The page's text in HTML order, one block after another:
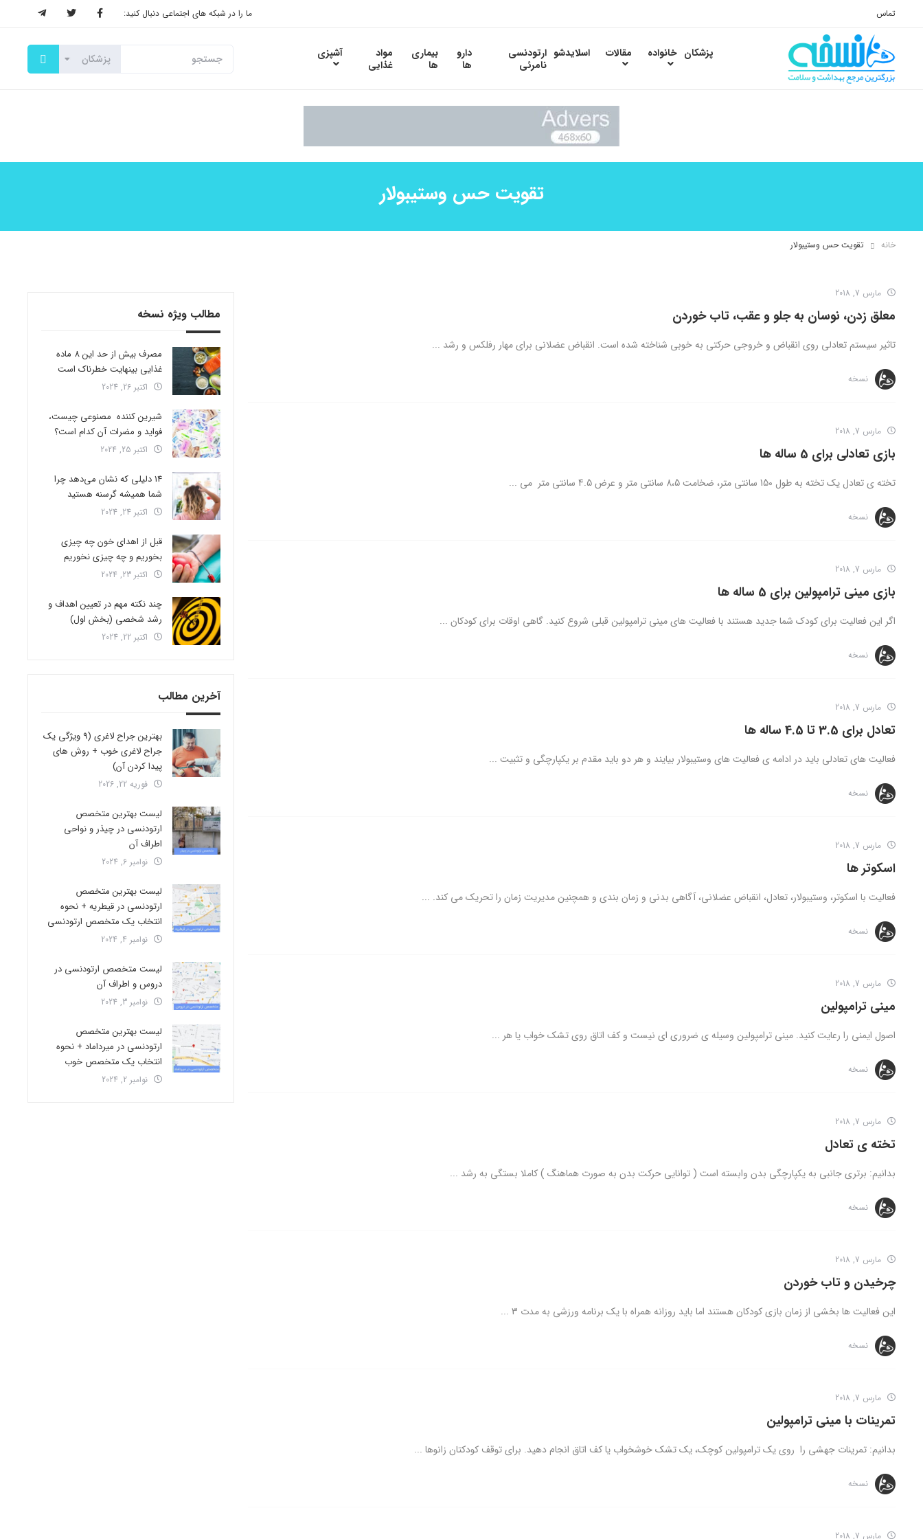
تماس ما را در شبکه های اجتماعی دنبال کنید:
پزشکان خانواده مقالات اسلایدشو ارتودنسی
نامرئی
دارو
ها
بیماری
ها
مواد
غذایی
آشپزی
تقویت حس وستیبولار
خانه تقویت حس وستیبولار
مارس 7, 2018
معلق زدن، نوسان به جلو و عقب، تاب خوردن
تاثیر سیستم تعادلی روی انقباض و خروجی حرکتی به خوبی شناخته شده است. انقباض عضلانی برای مهار رفلکس و رشد ...
نسخه
مارس 7, 2018
بازی تعادلی برای 5 ساله ها
تخته ی تعادل یک تخته به طول 150 سانتی متر، ضخامت 8،5 سانتی متر و عرض 4.5 سانتی متر می ...
نسخه
مارس 7, 2018
بازی مینی ترامپولین برای 5 ساله ها
اگر این فعالیت برای کودک شما جدید هستند با فعالیت های مینی ترامپولین قبلی شروع کنید. گاهی اوقات برای کودکان ...
نسخه
مارس 7, 2018
تعادل برای 3.5 تا 4.5 ساله ها
فعالیت های تعادلی باید در ادامه ی فعالیت های وستیبولار بیایند و هر دو باید مقدم بر یکپارچگی و تثبیت ...
نسخه
مارس 7, 2018
اسکوتر ها
فعالیت با اسکوتر، وستیبولار، تعادل، انقباض عضلانی، آگاهی بدنی و زمان بندی و همچنین مدیریت زمان را تحریک می کند. ...
نسخه
مارس 7, 2018
مینی ترامپولین
اصول ایمنی را رعایت کنید. مینی ترامپولین وسیله ی ضروری ای نیست و کف اتاق روی تشک خواب یا هر ...
نسخه
مارس 7, 2018
تخته ی تعادل
بدانیم: برتری جانبی به یکپارچگی بدن وابسته است ( توانایی حرکت بدن به صورت هماهنگ ) کاملا بستگی به رشد ...
نسخه
مارس 7, 2018
چرخیدن و تاب خوردن
این فعالیت ها بخشی از زمان بازی کودکان هستند اما باید روزانه همراه با یک برنامه ورزشی به مدت 3 ...
نسخه
مارس 7, 2018
تمرینات با مینی ترامپولین
بدانیم: تمرینات جهشی را روی یک ترامپولین کوچک، یک تشک خوشخواب یا کف اتاق انجام دهید. برای توقف کودکتان زانوها ...
نسخه
مارس 7, 2018
مطالب ویژه نسخه
مصرف بیش از حد این 8 ماده
غذایی بینهایت خطرناک است
اکتبر 26, 2024
شیرین کننده مصنوعی چیست،
فواید و مضرات آن کدام است؟
اکتبر 25, 2024
14 دلیلی که نشان می‌دهد چرا
شما همیشه گرسنه هستید
اکتبر 24, 2024
قبل از اهدای خون چه چیزی
بخوریم و چه چیزی نخوریم
اکتبر 23, 2024
چند نکته مهم در تعیین اهداف و
رشد شخصی (بخش اول)
اکتبر 22, 2024
آخرین مطالب
بهترین جراح لاغری (9 ویژگی یک
جراح لاغری خوب + روش های
پیدا کردن آن)
فوریه 22, 2026
لیست بهترین متخصص
ارتودنسی در چیذر و نواحی
اطراف آن
نوامبر 6, 2024
لیست بهترین متخصص
ارتودنسی در قیطریه + نحوه
انتخاب یک متخصص ارتودنسی
نوامبر 4, 2024
لیست متخصص ارتودنسی در
دروس و اطراف آن
نوامبر 3, 2024
لیست بهترین متخصص
ارتودنسی در میرداماد + نحوه
انتخاب یک متخصص خوب
نوامبر 2, 2024